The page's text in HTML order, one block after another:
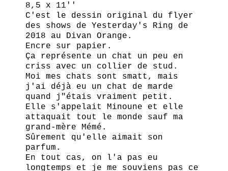
8,5 x 11''
C'est le dessin original du flyer
des shows de Yesterday's Ring de
2018 au Divan Orange.
Encre sur papier.
Ça représente un chat un peu en
criss avec un collier de stud.
Moi mes chats sont smatt, mais
j'ai déjà eu un chat de marde
quand j"étais vraiment petit.
Elle s'appelait Minoune et elle
attaquait tout le monde sauf ma
grand-mère Mémé.
Sûrement qu'elle aimait son
parfum.
En tout cas, on l'a pas eu
longtemps et je me souviens pas ce